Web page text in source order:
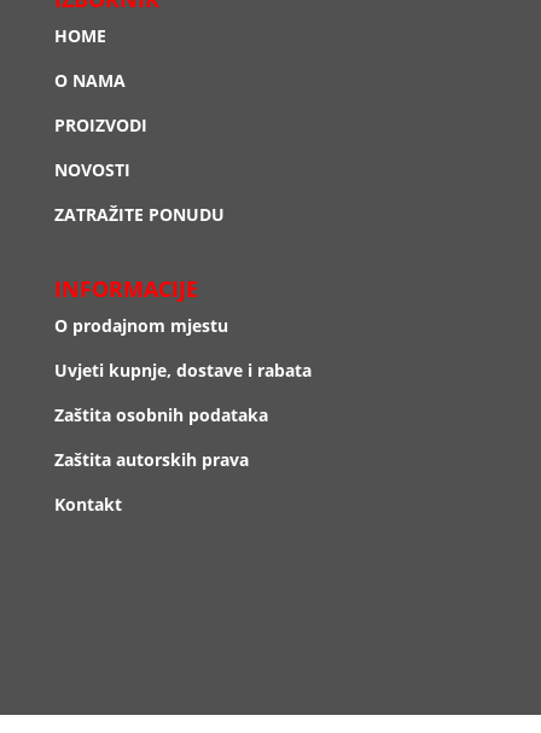
HOME
O NAMA
PROIZVODI
NOVOSTI
ZATRAŽITE PONUDU
INFORMACIJE
O prodajnom mjestu
Uvjeti kupnje, dostave i rabata
Zaštita osobnih podataka
Zaštita autorskih prava
Kontakt